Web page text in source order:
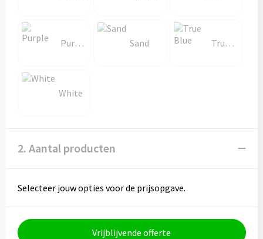
Purple Sand True Blue
White
2. Aantal producten
Selecteer jouw opties voor de prijsopgave.
Vrijblijvende offerte